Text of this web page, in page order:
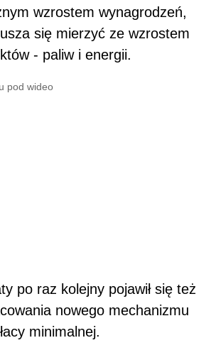
wzrostem wynagrodzeń,
się mierzyć ze wzrostem
- paliw i energii.
pod wideo
po raz kolejny pojawił się też
nowego mechanizmu
minimalnej.